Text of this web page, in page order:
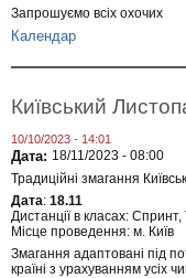
Запрошуємо всіх охочих
Календар
Київський
10/10/2023 - 14:01
Дата: 18/11/2023 - 08:00
Традиційні змагання
Дата: 18.11
Дистанції в класах:
Місце проведення: м. Київ
Змагання адаптовані під
країні з урахуванням усіх